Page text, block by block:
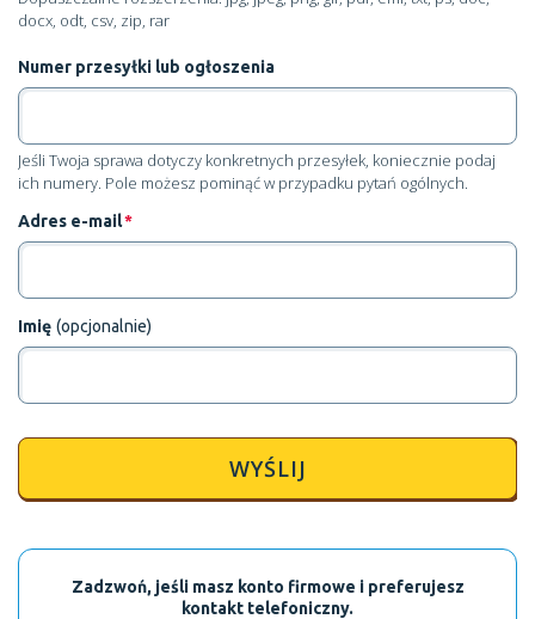
docx, odt, csv, zip, rar
Numer przesyłki lub ogłoszenia
Jeśli Twoja sprawa dotyczy konkretnych przesyłek, koniecznie podaj
ich numery. Pole możesz pominąć w przypadku pytań ogólnych.
Adres e-mail*
Imię (opcjonalnie)
WYŚLIJ
Zadzwoń, jeśli masz konto firmowe i preferujesz
kontakt telefoniczny.